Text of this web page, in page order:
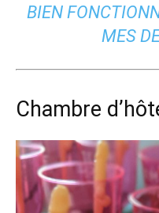
BIEN
MES
Chambre